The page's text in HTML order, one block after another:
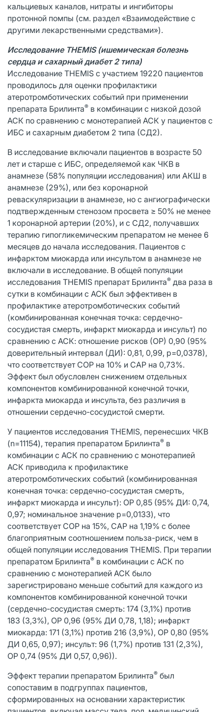
кальциевых каналов, нитраты и ингибиторы
протонной помпы (см. раздел «Взаимодействие с
другими лекарственными средствами»).
Исследование THEMIS (ишемическая болезнь
сердца и сахарный диабет 2 типа)
Исследование THEMIS с участием 19220 пациентов
проводилось для оценки профилактики
атеротромботических событий при применении
препарата Брилинта® в комбинации с низкой дозой
АСК по сравнению с монотерапией АСК у пациентов с
ИБС и сахарным диабетом 2 типа (СД2).
В исследование включали пациентов в возрасте 50
лет и старше с ИБС, определяемой как ЧКВ в
анамнезе (58% популяции исследования) или АКШ в
анамнезе (29%), или без коронарной
реваскуляризации в анамнезе, но с ангиографически
подтвержденным стенозом просвета ≥ 50% не менее
1 коронарной артерии (20%), и с СД2, получавших
терапию гипогликемическим препаратом не менее 6
месяцев до начала исследования. Пациентов с
инфарктом миокарда или инсультом в анамнезе не
включали в исследование. В общей популяции
исследования THEMIS препарат Брилинта® два раза в
сутки в комбинации с АСК был эффективен в
профилактике атеротромботических событий
(комбинированная конечная точка: сердечно-
сосудистая смерть, инфаркт миокарда и инсульт) по
сравнению с АСК: отношение рисков (ОР) 0,90 (95%
доверительный интервал (ДИ): 0,81, 0,99, р=0,0378),
что соответствует СОР на 10% и САР на 0,73%.
Эффект был обусловлен снижением отдельных
компонентов комбинированной конечной точки,
инфаркта миокарда и инсульта, без различия в
отношении сердечно-сосудистой смерти.
У пациентов исследования THEMIS, перенесших ЧКВ
(n=11154), терапия препаратом Брилинта® в
комбинации с АСК по сравнению с монотерапией
АСК приводила к профилактике
атеротромботических событий (комбинированная
конечная точка: сердечно-сосудистая смерть,
инфаркт миокарда и инсульт): ОР 0,85 (95% ДИ: 0,74,
0,97; номинальное значение p=0,0133), что
соответствует СОР на 15%, САР на 1,19% с более
благоприятным соотношением польза-риск, чем в
общей популяции исследования THEMIS. При терапии
препаратом Брилинта® в комбинации с АСК по
сравнению с монотерапией АСК было
зарегистрировано меньше событий для каждого из
компонентов комбинированной конечной точки
(сердечно-сосудистая смерть: 174 (3,1%) против
183 (3,3%), ОР 0,96 (95% ДИ 0,78, 1,18); инфаркт
миокарда: 171 (3,1%) против 216 (3,9%), ОР 0,80 (95%
ДИ 0,65, 0,97); инсульт: 96 (1,7%) против 131 (2,3%),
ОР 0,74 (95% ДИ 0,57, 0,96)).
Эффект терапии препаратом Брилинта® был
сопоставим в подгруппах пациентов,
сформированных на основании характеристик